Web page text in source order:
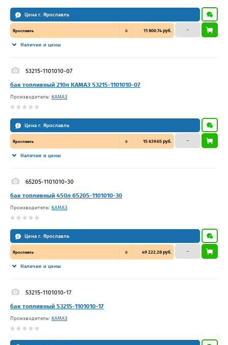
Цена г. Ярославль
Ярославль 0 11 800.74 руб.
Наличие и цены
–
53215-1101010-07
бак топливный 210л КАМАЗ 53215-1101010-07
Производитель: КАМАЗ
Цена г. Ярославль
Ярославль 0 15 639.65 руб.
Наличие и цены
–
65205-1101010-30
бак топливный 450л 65205-1101010-30
Производитель: КАМАЗ
Цена г. Ярославль
Ярославль 0 49 222.28 руб.
Наличие и цены
–
53215-1101010-17
бак топливный 53215-1101010-17
Производитель: КАМАЗ